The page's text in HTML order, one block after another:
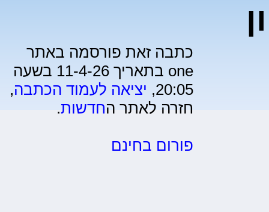
כתבה זאת פורסמה באתר
one בתאריך 11-4-26 בשעה
20:05, יציאה לעמוד הכתבה,
חזרה לאתר החדשות.
פורום בחינם